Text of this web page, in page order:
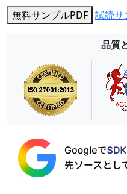
無料サンプルPDF 試読サ
品質